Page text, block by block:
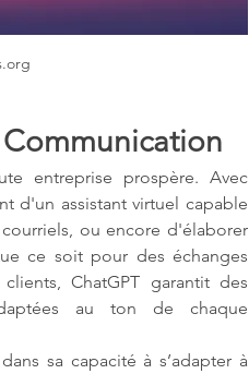
La communication est le pilier de toute entreprise prospère. Avec
d'un assistant virtuel capable
ou encore d'élaborer
ce soit pour des échanges
ChatGPT garantit des
au ton de chaque
sa capacité à s’adapter à